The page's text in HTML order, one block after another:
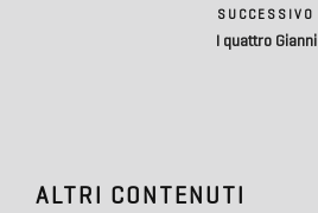
SUCCESSIVO
I quattro Gianni
ALTRI CONTENUTI